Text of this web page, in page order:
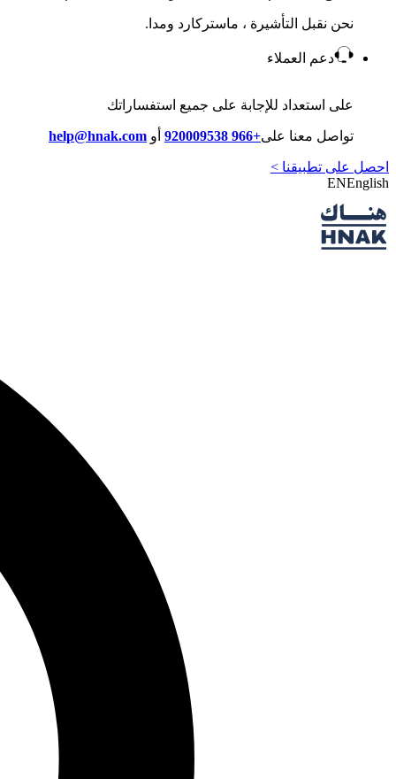
نحن نقبل التأشيرة ، ماستركارد ومدا.
دعم العملاء
على استعداد للإجابة على جميع استفساراتك
تواصل معنا على+966 920009538 أو help@hnak.com
احصل على تطبيقنا >
ENEnglish